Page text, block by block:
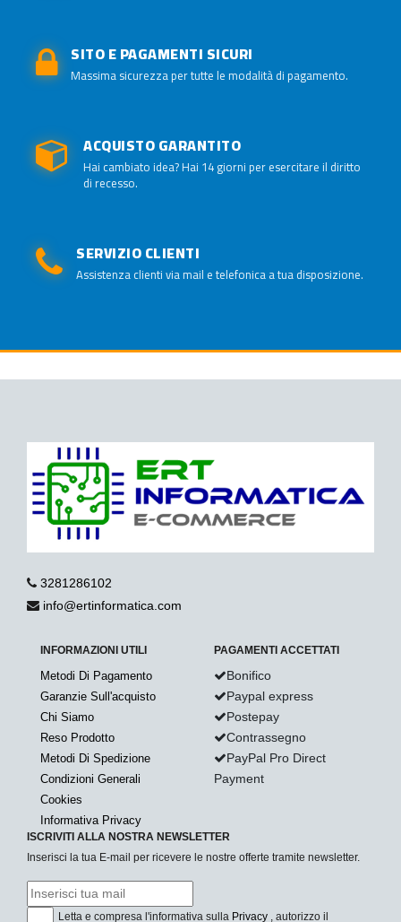
SITO E PAGAMENTI SICURI
Massima sicurezza per tutte le modalità di pagamento.
ACQUISTO GARANTITO
Hai cambiato idea? Hai 14 giorni per esercitare il diritto
di recesso.
SERVIZIO CLIENTI
Assistenza clienti via mail e telefonica a tua disposizione.
3281286102
info@ertinformatica.com
INFORMAZIONI UTILI
Metodi Di Pagamento
Garanzie Sull'acquisto
Chi Siamo
Reso Prodotto
Metodi Di Spedizione
Condizioni Generali
Cookies
Informativa Privacy
PAGAMENTI ACCETTATI
Bonifico
Paypal express
Postepay
Contrassegno
PayPal Pro Direct
Payment
ISCRIVITI ALLA NOSTRA NEWSLETTER
Inserisci la tua E-mail per ricevere le nostre offerte tramite newsletter.
Letta e compresa l'informativa sulla Privacy , autorizzo il